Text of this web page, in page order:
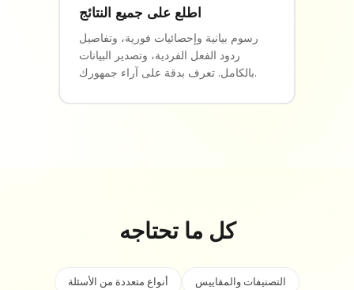
اطلع على جميع النتائج
رسوم بيانية وإحصائيات فورية، وتفاصيل
ردود الفعل الفردية، وتصدير البيانات
بالكامل. تعرف بدقة على آراء جمهورك.
كل ما تحتاجه
أنواع متعددة من الأسئلة
التصنيفات والمقاييس